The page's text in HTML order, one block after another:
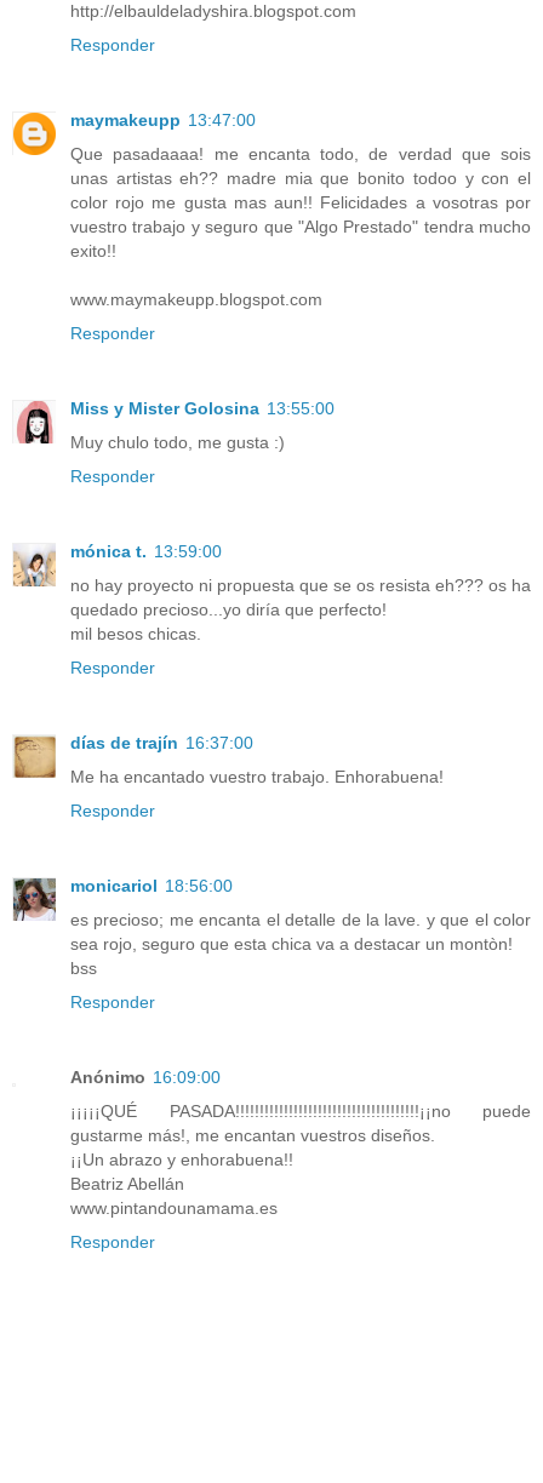
http://elbauldeladyshira.blogspot.com
Responder
maymakeupp 13:47:00
Que pasadaaaa! me encanta todo, de verdad que sois
unas artistas eh?? madre mia que bonito todoo y con el
color rojo me gusta mas aun!! Felicidades a vosotras por
vuestro trabajo y seguro que "Algo Prestado" tendra mucho
exito!!
www.maymakeupp.blogspot.com
Responder
Miss y Mister Golosina 13:55:00
Muy chulo todo, me gusta :)
Responder
mónica t. 13:59:00
no hay proyecto ni propuesta que se os resista eh??? os ha
quedado precioso...yo diría que perfecto!
mil besos chicas.
Responder
días de trajín 16:37:00
Me ha encantado vuestro trabajo. Enhorabuena!
Responder
monicariol 18:56:00
es precioso; me encanta el detalle de la lave. y que el color
sea rojo, seguro que esta chica va a destacar un montòn!
bss
Responder
Anónimo 16:09:00
¡¡¡¡¡QUÉ PASADA!!!!!!!!!!!!!!!!!!!!!!!!!!!!!!!!!!!!!!¡¡no puede
gustarme más!, me encantan vuestros diseños.
¡¡Un abrazo y enhorabuena!!
Beatriz Abellán
www.pintandounamama.es
Responder